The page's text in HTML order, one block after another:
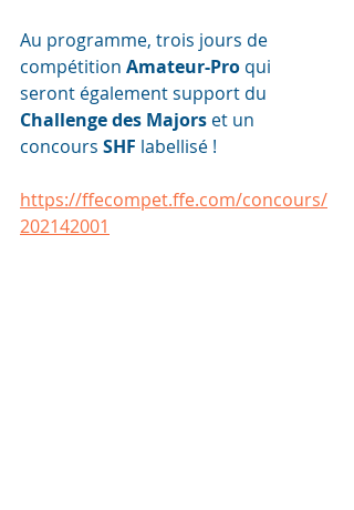
Au programme, trois jours de
compétition Amateur-Pro qui
seront également support du
Challenge des Majors et un
concours SHF labellisé !
https://ffecompet.ffe.com/concours/
202142001